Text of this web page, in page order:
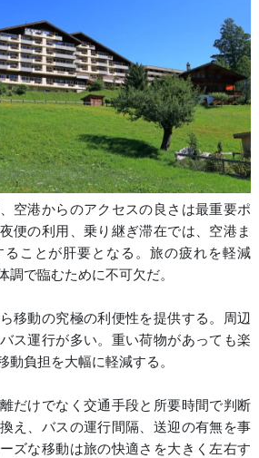
空港からのアクセスの良さは最重要ポ
便の利用、乗り継ぎ滞在では、空港ま
ことが肝要となる。旅の疲れを軽減
調で臨むために不可欠だ。
移動の究極の利便性を提供する。周辺
ス運行が多い。重い荷物があっても楽
動負担を大幅に軽減する。
だけでなく交通手段と所要時間で判断
え、バスの運行間隔、送迎の有無を事
ズな移動は旅の快適さを大きく左右す